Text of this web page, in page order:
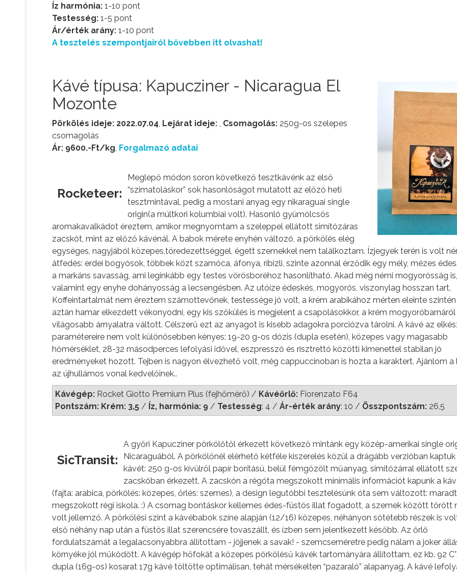
Íz harmónia: 1-10 pont
Testesség: 1-5 pont
Ár/érték arány: 1-10 pont
A tesztelés szempontjairól bővebben itt olvashat!
Kávé típusa: Kapucziner - Nicaragua El
Mozonte
Pörkölés ideje: 2022.07.04 Lejárat ideje: Csomagolás: 250g-os szelepes
csomagolás
Ár: 9600.-Ft/kg Forgalmazó adatai
Rocketeer:
Meglepő módon soron következő tesztkávénk az első
“szimatoláskor” sok hasonlóságot mutatott az előző heti
tesztmintával, pedig a mostani anyag egy nikaraguai single
origin(a múltkori kolumbiai volt). Hasonló gyümölcsös
aromakavalkádot éreztem, amikor megnyomtam a szeleppel ellátott simítózáras
zacskót, mint az előző kávénál. A babok mérete enyhén változó, a pörkölés elég
egységes, nagyjából közepes,töredezettséggel, égett szemekkel nem találkoztam. Ízjegyek terén is volt
átfedés: erdei bogyósok, többek közt szamóca, áfonya, ribizli, szinte azonnal érződik egy mély, mézes
a markáns savasság, ami leginkább egy testes vörösboréhoz hasonlítható. Akad még némi mogyorósság is,
valamint egy enyhe dohányosság a lecsengésben. Az utóíze édeskés, mogyorós, viszonylag hosszan tart.
Koffeintartalmát nem éreztem számottevőnek, testessége jó volt, a krém arabikához mérten eleinte
aztán hamar elkezdett vékonyodni, egy kis szőkülés is megjelent a csapolásokkor, a krém
világosabb árnyalatra váltott. Célszerű ezt az anyagot is kisebb adagokra porciózva tárolni. A kávé az
paramétereire nem volt különösebben kényes: 19-20 g-os dózis (dupla esetén), közepes vagy magasabb
hőmérséklet, 28-32 másodperces lefolyási idővel, eszpresszó és risztrettó közötti kimenettel stabilan jó
eredményeket hozott. Tejben is nagyon élvezhető volt, még cappuccinoban is hozta a karaktert. Ajánlom a
az újhullámos vonal kedvelőinek..
Kávégép: Rocket Giotto Premium Plus (fejhőmérő) / Kávéőrlő: Fiorenzato F64
Pontszám: Krém: 3,5 / Íz, harmónia: 9 / Testesség: 4 / Ár-érték arány: 10 / Összpontszám: 26,5
SicTransit:
A győri Kapucziner pörkölőtől érkezett következő mintánk egy közép-amerikai single
Nicaraguából. A pörkölőnél elérhető kétféle kiszerelés közül a drágább verzióban kaptuk
kávét: 250 g-os kívülről papír borítású, belül fémgőzölt műanyag, simítózárral ellátott
zacskóban érkezett. A zacskón a régóta megszokott minimális információt kapunk a
(fajta: arabica, pörkölés: közepes, őrlés: szemes), a design legutóbbi tesztelésünk óta sem változott:
megszokott régi iskola. :) A csomag bontáskor kellemes édes-füstös illat fogadott, a szemek között törött
volt jellemző. A pörkölési szint a kávébabok színe alapján (12/16) közepes, néhányon sötétebb részek is
első néhány nap után a füstös illat szerencsére tovaszállt, és ízben sem jelentkezett később. Az őrlő
fordulatszámát a legalacsonyabbra állítottam - jöjjenek a savak! - szemcseméretre pedig nálam a joker
környéke jól működött. A kávégép hőfokát a közepes pörkölésű kávék tartományára állítottam, ez kb. 92
dupla (16g-os) kosarat 17g kávé töltötte optimálisan, tehát mérsékelten “pazaraló” alapanyag. A kávé